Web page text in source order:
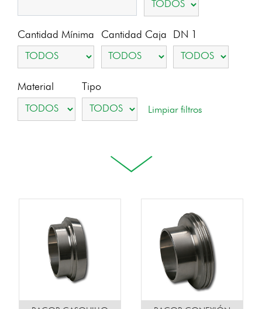
Cantidad Mínima Cantidad Caja DN 1
Material Tipo